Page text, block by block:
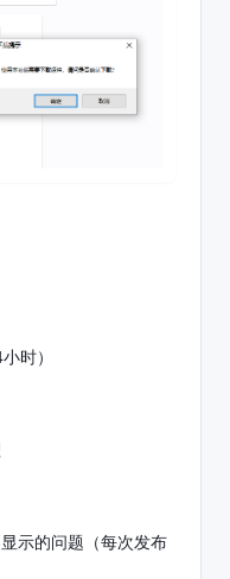
时）
示的问题（每次发布